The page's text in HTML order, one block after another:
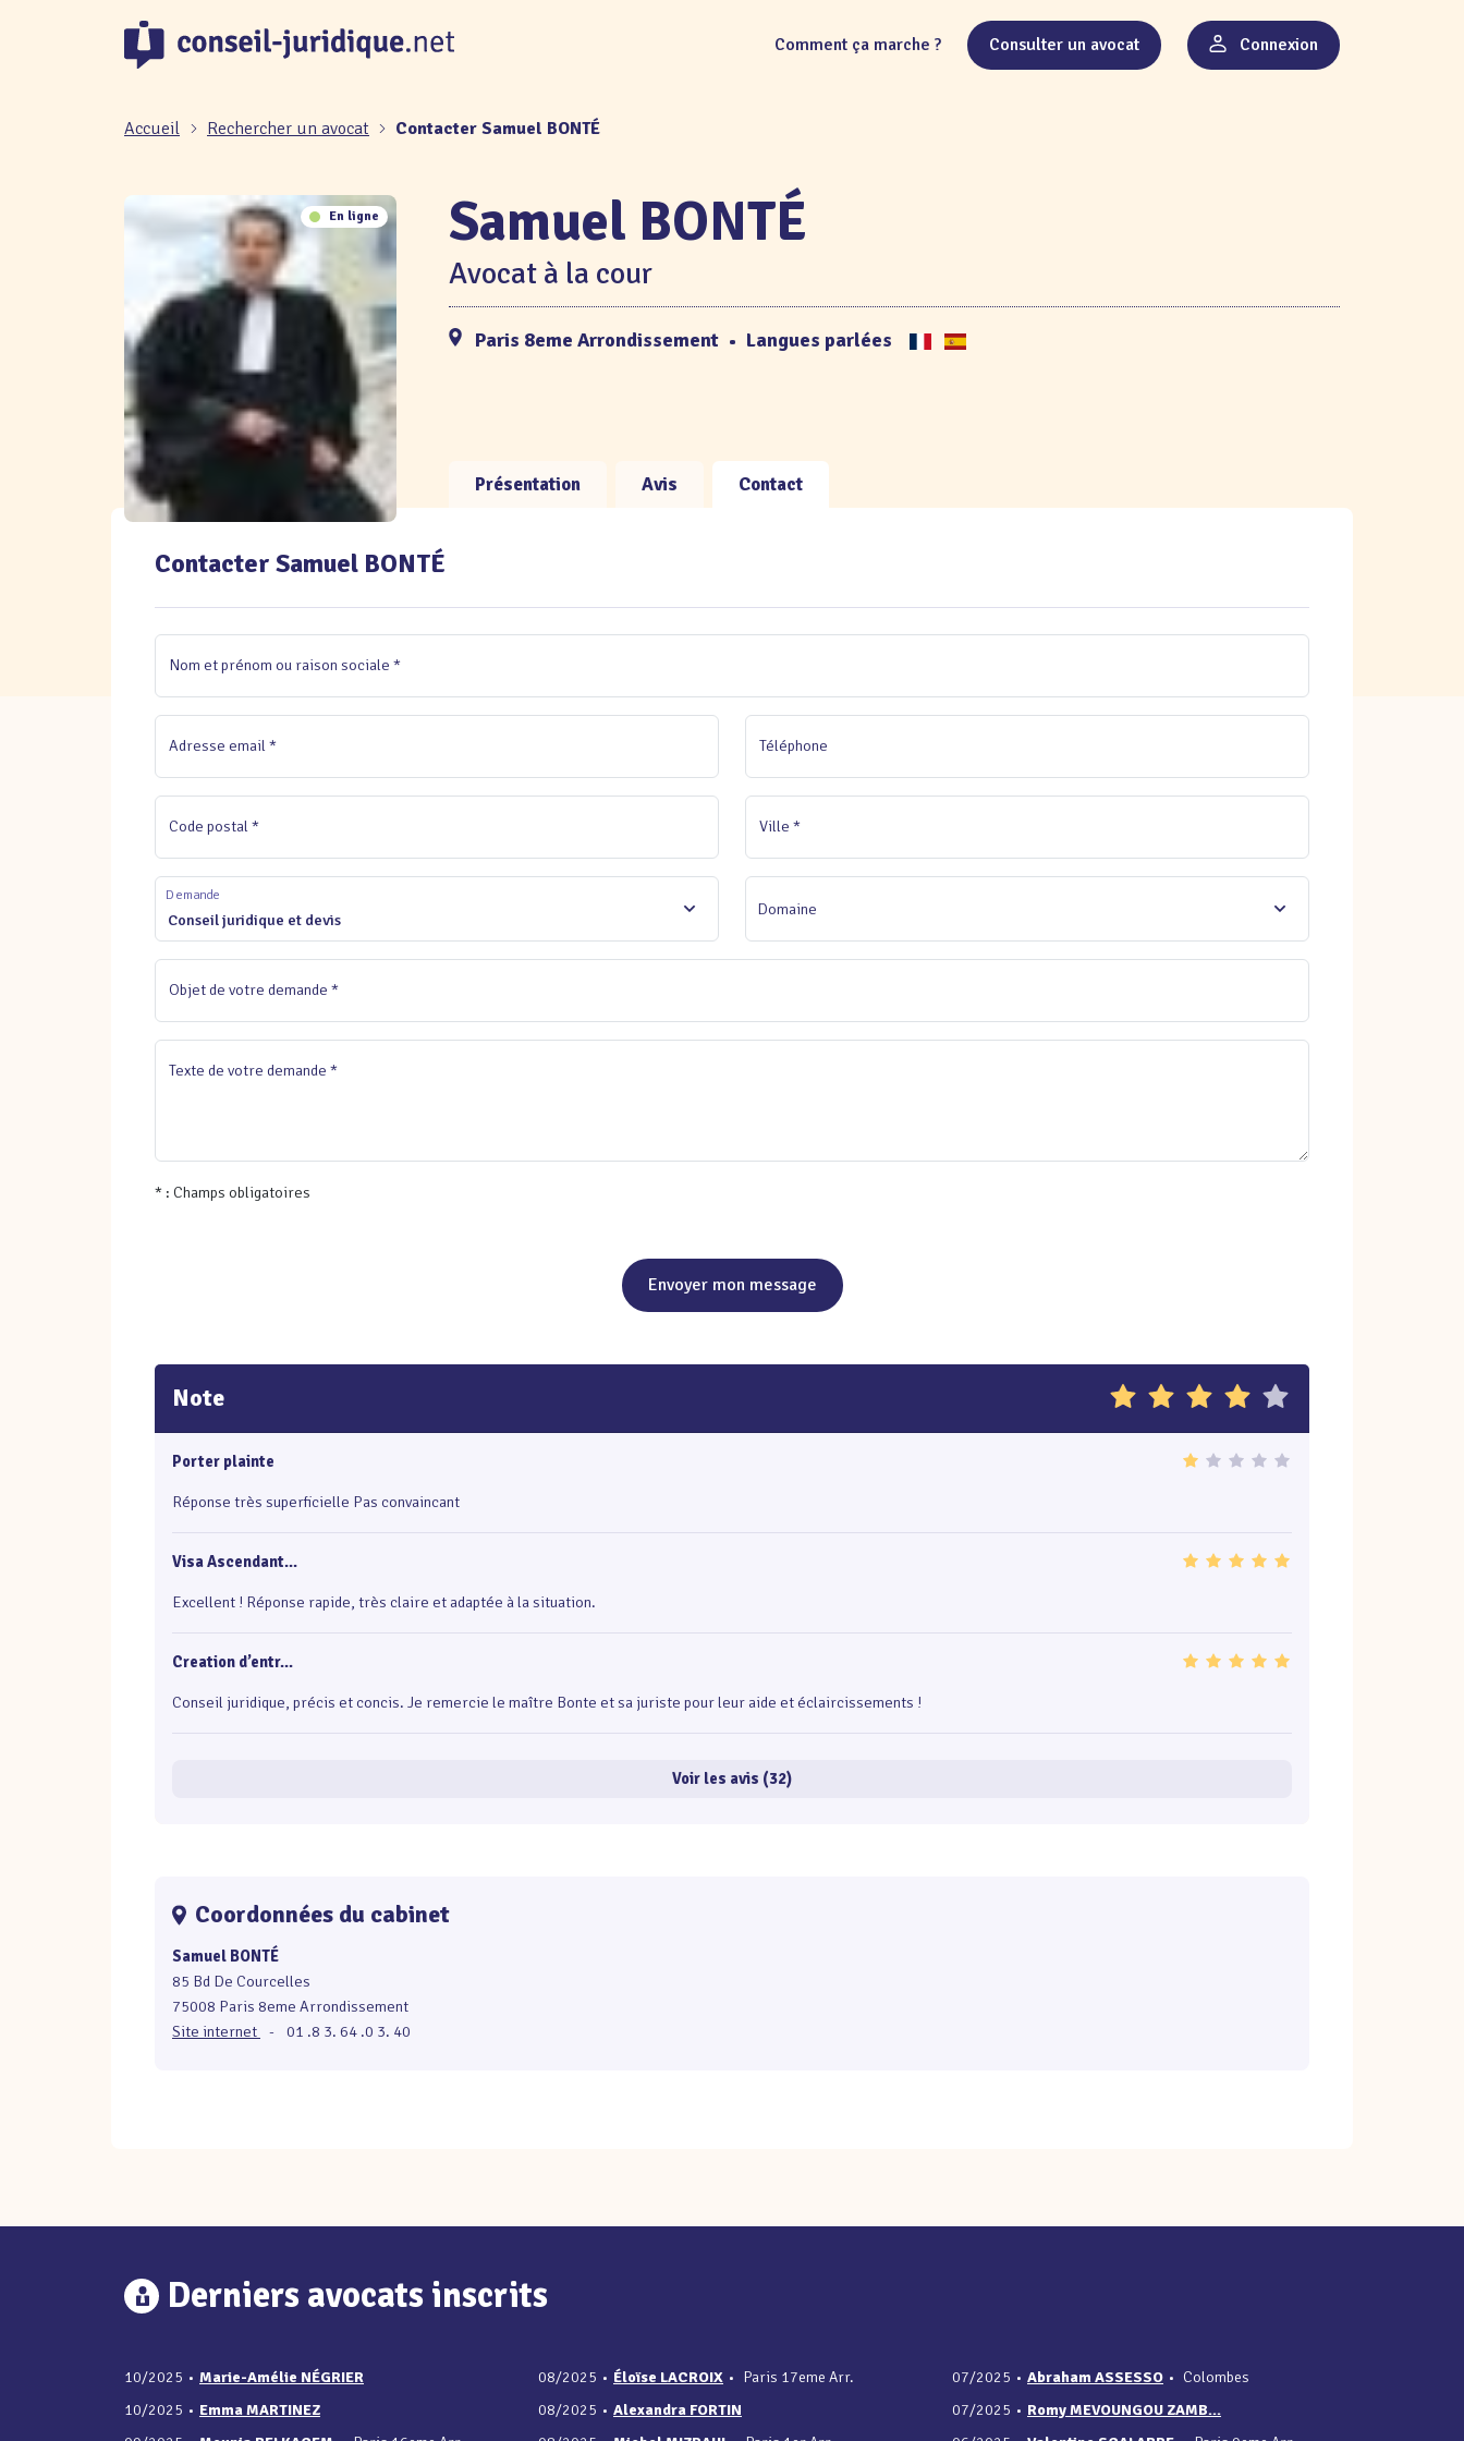
Comment ça marche ? Consulter un avocat Connexion
Accueil Rechercher un avocat Contacter Samuel BONTÉ
En ligne Samuel BONTÉ
Avocat à la cour
Paris 8eme Arrondissement • Langues parlées
Présentation Avis Contact
Contacter Samuel BONTÉ
Nom et prénom ou raison sociale *
Adresse email * Téléphone
Code postal * Ville *
Conseil juridique et devis
Demande
Domaine
Objet de votre demande *
Texte de votre demande *
* : Champs obligatoires
Envoyer mon message
Note
Porter plainte
Réponse très superficielle Pas convaincant
Visa Ascendant...
Excellent ! Réponse rapide, très claire et adaptée à la situation.
Creation d’entr...
Conseil juridique, précis et concis. Je remercie le maître Bonte et sa juriste pour leur aide et éclaircissements !
Voir les avis (32)
Coordonnées du cabinet
Samuel BONTÉ
85 Bd De Courcelles
75008 Paris 8eme Arrondissement
Site internet
- 01 .8 3. 64 .0 3. 40
Derniers avocats inscrits
10/2025 • Marie-Amélie NÉGRIER
10/2025 • Emma MARTINEZ
08/2025 • Éloïse LACROIX • Paris 17eme Arr.
08/2025 • Alexandra FORTIN
07/2025 • Abraham ASSESSO • Colombes
07/2025 • Romy MEVOUNGOU ZAMB...